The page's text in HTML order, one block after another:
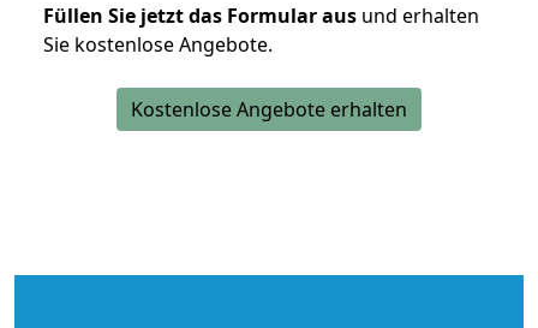
Füllen Sie jetzt das Formular aus und erhalten
Sie kostenlose Angebote.
Kostenlose Angebote erhalten